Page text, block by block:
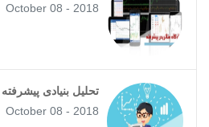
October 08 - 2018
تحلیل بنیادی پیشرفته
October 08 - 2018